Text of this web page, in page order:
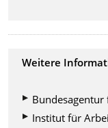
Weitere
Institut für